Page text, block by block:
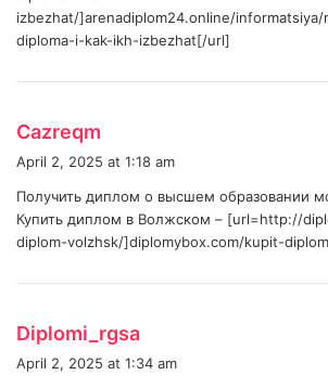
izbezhat/]arenadiplom24.online/
diploma-i-kak-ikh-izbezhat[/url]
Cazreqm
a
s
:
April 2, 2025 at 1:18 am
Получить диплом о высшем образовании
Купить диплом в Волжском – [url=http://
diplom-volzhsk/]diplomybox.com/kupit-
Diplomi_rgsa
a
April 2, 2025 at 1:34 am